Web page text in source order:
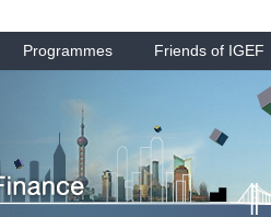
Programmes Friends of IGEF